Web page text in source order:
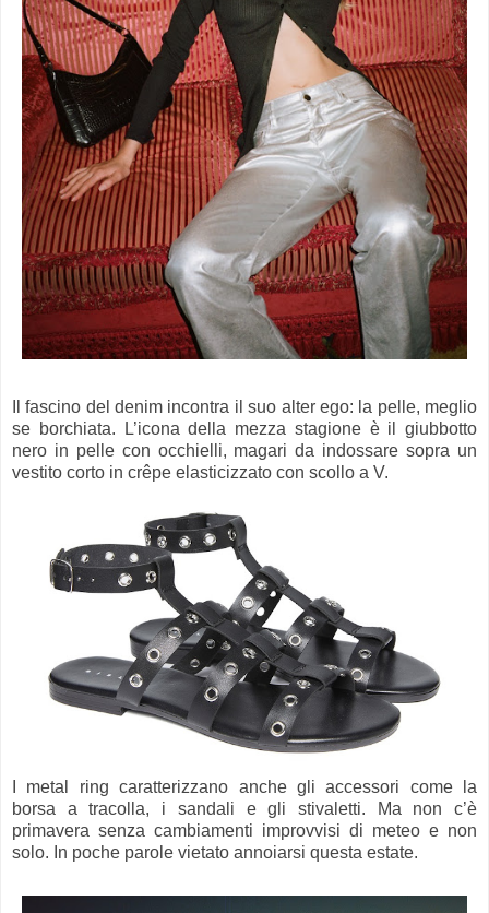
Il fascino del denim incontra il suo alter ego: la pelle, meglio
se borchiata. L’icona della mezza stagione è il giubbotto
nero in pelle con occhielli, magari da indossare sopra un
vestito corto in crêpe elasticizzato con scollo a V.
I metal ring caratterizzano anche gli accessori come la
borsa a tracolla, i sandali e gli stivaletti. Ma non c’è
primavera senza cambiamenti improvvisi di meteo e non
solo. In poche parole vietato annoiarsi questa estate.